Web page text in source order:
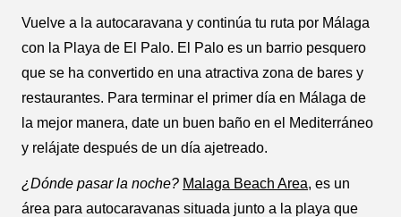
Vuelve a la autocaravana y continúa tu ruta por Málaga
con la Playa de El Palo. El Palo es un barrio pesquero
que se ha convertido en una atractiva zona de bares y
restaurantes. Para terminar el primer día en Málaga de
la mejor manera, date un buen baño en el Mediterráneo
y relájate después de un día ajetreado.
¿Dónde pasar la noche? Malaga Beach Area, es un
área para autocaravanas situada junto a la playa que